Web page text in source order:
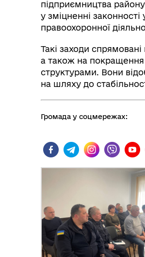
Колегіальні органи
робочі групи,
підприємництва
у зміцненні
правоохоронної
Такі заходи
а також на покращення
структурами. Вони
на шляху до
Громада у соцмережах: